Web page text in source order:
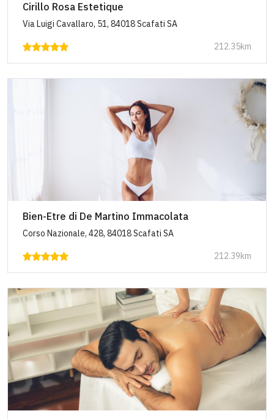
Cirillo Rosa Estetique
Via Luigi Cavallaro, 51, 84018 Scafati SA
212.35km
Bien-Etre di De Martino Immacolata
Corso Nazionale, 428, 84018 Scafati SA
212.39km